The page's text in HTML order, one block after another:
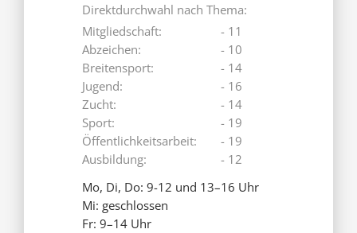
Direktdurchwahl nach Thema:
Mitgliedschaft:
Abzeichen:
Breitensport:
Jugend:
Zucht:
Sport:
Öffentlichkeitsarbeit:
Ausbildung:
- 11
- 10
- 14
- 16
- 14
- 19
- 19
- 12
Mo, Di, Do: 9-12 und 13–16 Uhr
Mi: geschlossen
Fr: 9–14 Uhr